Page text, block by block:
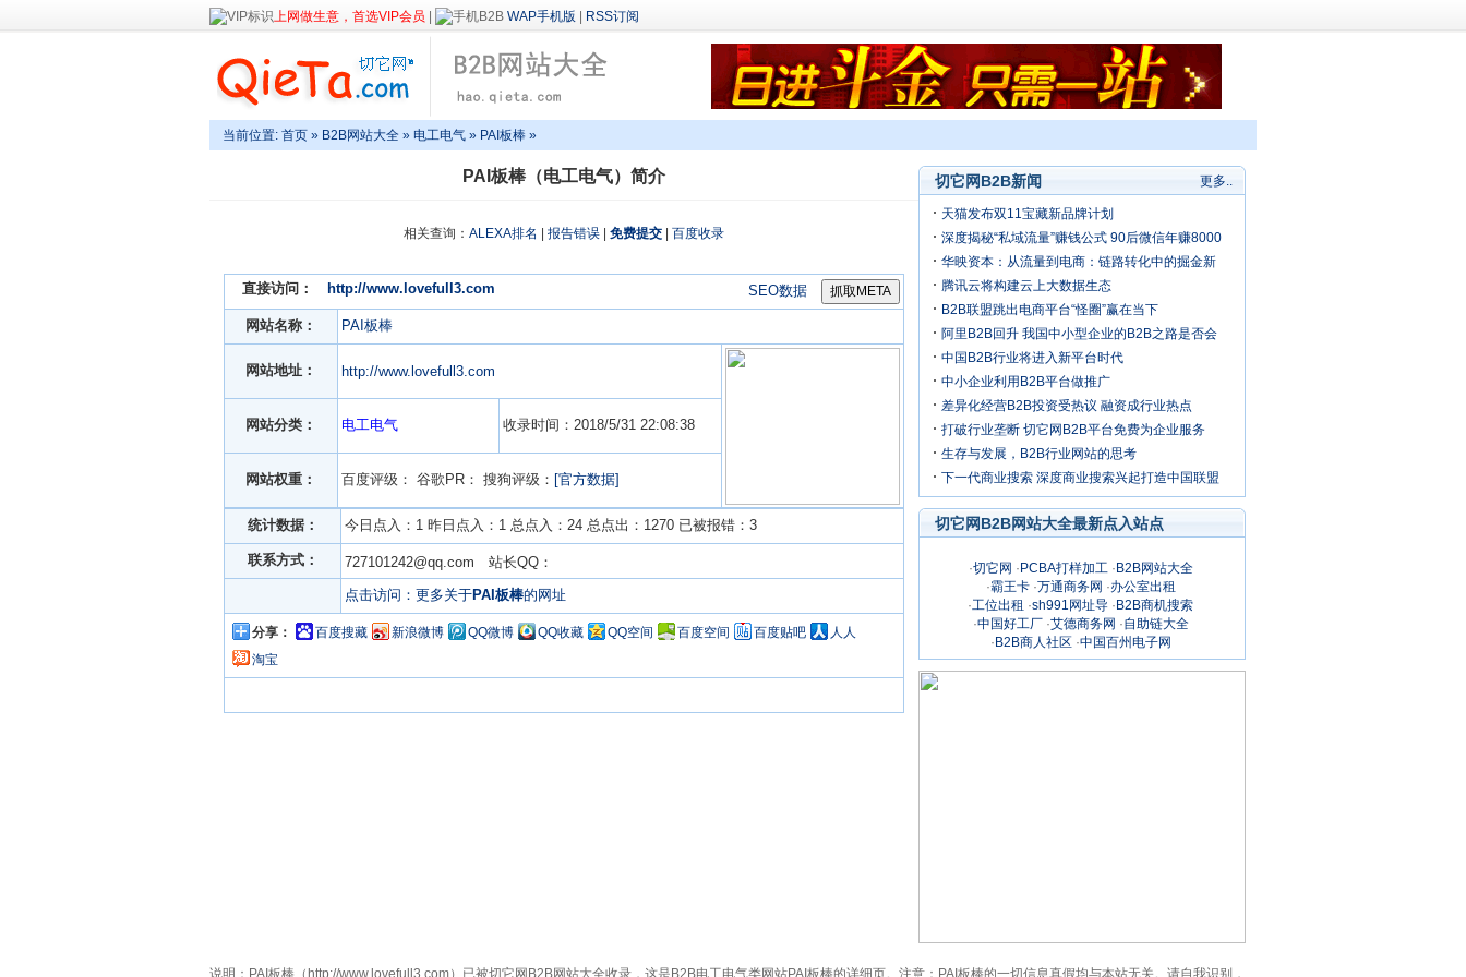
上网做生意，首选VIP会员 WAP手机版 RSS订阅
当前位置: 首页 » B2B网站大全 » 电工电气 » PAI板棒 »
PAI板棒（电工电气）简介
相关查询： ALEXA排名 报告错误 免费提交 百度收录
直接访问： http://www.lovefull3.com SEO数据
网站名称： PAI板棒
网站地址： http://www.lovefull3.com
网站分类： 电工电气 收录时间：2018/5/31 22:08:38
网站权重： 百度评级： 谷歌PR： 搜狗评级： [官方数据]
统计数据： 今日点入：1 昨日点入：1 总点入：24 总点出：1270 已被报错：3
联系方式：
727101242@qq.com 站长QQ：
点击访问：更多关于PAI板棒的网址
分享： 百度搜藏 新浪微博 QQ微博 QQ收藏 QQ空间 百度空间 百度贴吧
人人
淘宝
更多..
切它网B2B新闻
天猫发布双11宝藏新品牌计划
深度揭秘“私域流量”赚钱公式 90后微信年赚8000
万
华映资本：从流量到电商：链路转化中的掘金新
机
腾讯云将构建云上大数据生态
B2B联盟跳出电商平台“怪圈”赢在当下
阿里B2B回升 我国中小型企业的B2B之路是否会
迎来春天？
中国B2B行业将进入新平台时代
中小企业利用B2B平台做推广
差异化经营B2B投资受热议 融资成行业热点
打破行业垄断 切它网B2B平台免费为企业服务
生存与发展，B2B行业网站的思考
下一代商业搜索 深度商业搜索兴起打造中国联盟
切它网B2B网站大全最新点入站点
·切它网 · PCBA打样加工· B2B网站大全
·霸王卡·万通商务网 ·办公室出租
·工位出租 ·sh991网址导 · B2B商机搜索
·中国好工厂·艾德商务网 ·自助链大全
· B2B商人社区 ·中国百州电子网